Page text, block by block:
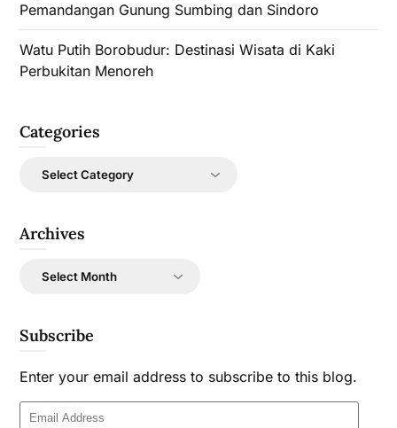
Pemandangan Gunung Sumbing dan Sindoro
Watu Putih Borobudur: Destinasi Wisata di Kaki
Perbukitan Menoreh
Categories
Categories
Archives
Archives
Subscribe
Enter your email address to subscribe to this blog.
Email